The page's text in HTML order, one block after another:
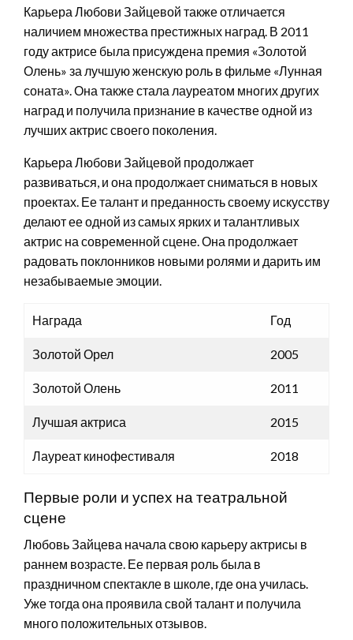
Карьера Любови Зайцевой также отличается
наличием множества престижных наград. В 2011
году актрисе была присуждена премия «Золотой
Олень» за лучшую женскую роль в фильме «Лунная
соната». Она также стала лауреатом многих других
наград и получила признание в качестве одной из
лучших актрис своего поколения.
Карьера Любови Зайцевой продолжает
развиваться, и она продолжает сниматься в новых
проектах. Ее талант и преданность своему искусству
делают ее одной из самых ярких и талантливых
актрис на современной сцене. Она продолжает
радовать поклонников новыми ролями и дарить им
незабываемые эмоции.
Награда Год
Золотой Орел 2005
Золотой Олень 2011
Лучшая актриса 2015
Лауреат кинофестиваля 2018
Первые роли и успех на театральной
сцене
Любовь Зайцева начала свою карьеру актрисы в
раннем возрасте. Ее первая роль была в
праздничном спектакле в школе, где она училась.
Уже тогда она проявила свой талант и получила
много положительных отзывов.